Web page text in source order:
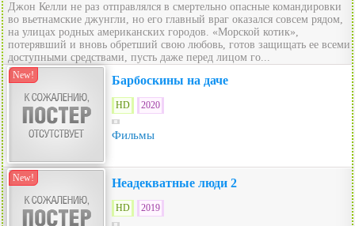
Джон Келли не раз отправлялся в смертельно опасные командировки
во вьетнамские джунгли, но его главный враг оказался совсем рядом,
на улицах родных американских городов. «Морской котик»,
потерявший и вновь обретший свою любовь, готов защищать ее всеми
доступными средствами, пусть даже перед лицом го...
New! Барбоскины на даче
HD 2020
Фильмы
New! Неадекватные люди 2
HD 2019